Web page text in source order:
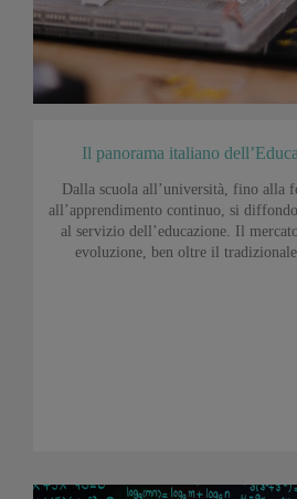
Il panorama italiano
Dalla scuola all’università, fino alla
all’apprendimento continuo, si
al servizio dell’educazione. Il
evoluzione, ben oltre il